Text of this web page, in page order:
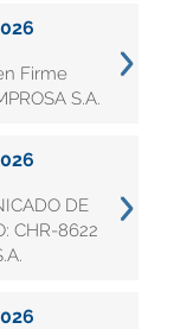
Firme
S.A.
DE
CHR-8622